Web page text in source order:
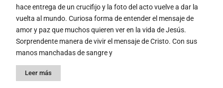
hace entrega de un crucifijo y la foto del acto vuelve a dar la
vuelta al mundo. Curiosa forma de entender el mensaje de
amor y paz que muchos quieren ver en la vida de Jesús.
Sorprendente manera de vivir el mensaje de Cristo. Con sus
manos manchadas de sangre y
Leer más